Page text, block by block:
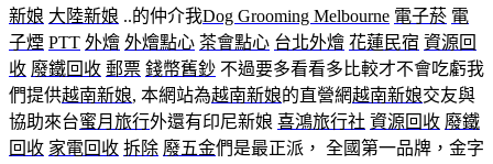
新娘 大陸新娘 ..的仲介我Dog Grooming Melbourne 電子菸 電
子煙 PTT 外燴 外燴點心 茶會點心 台北外燴 花蓮民宿 資源回
收 廢鐵回收 郵票 錢幣舊鈔 不過要多看看多比較才不會吃虧我
們提供越南新娘, 本網站為越南新娘的直營網越南新娘交友與
協助來台蜜月旅行外還有印尼新娘 喜鴻旅行社 資源回收 廢鐵
回收 家電回收 拆除 廢五金們是最正派， 全國第一品牌，金字